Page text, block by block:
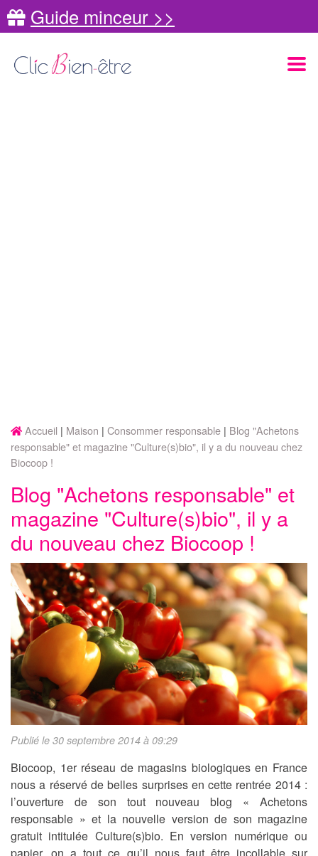
Guide minceur >>
Accueil Maison Consommer responsable
Blog "Achetons
responsable" et magazine "Culture(s)bio", il y a du nouveau chez
Biocoop !
Blog "Achetons responsable" et
magazine "Culture(s)bio", il y a
du nouveau chez Biocoop !
Publié le 30 septembre 2014 à 09:29
Biocoop, 1er réseau de magasins biologiques en France
nous a réservé de belles surprises en cette rentrée 2014 :
l’ouverture de son tout nouveau blog « Achetons
responsable » et la nouvelle version de son magazine
gratuit intitulée Culture(s)bio. En version numérique ou